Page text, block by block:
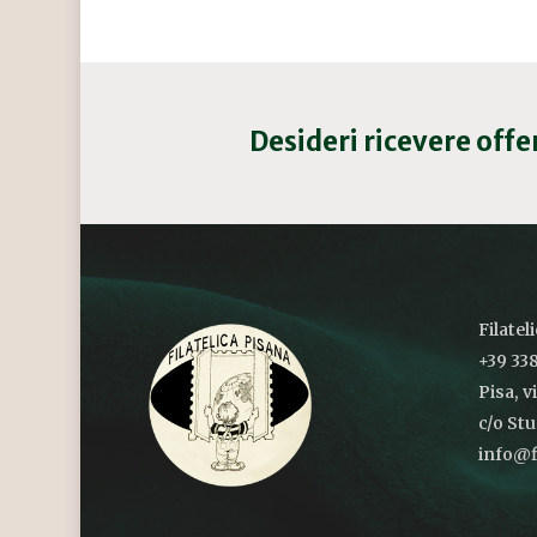
Desideri ricevere
+39
Pisa,
c/o